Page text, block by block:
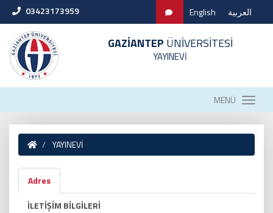
03423173959 English العربية
GAZİANTEP ÜNİVERSİTESİ
YAYINEVİ
MENÜ
YAYINEVİ
Adres
İLETİŞİM BİLGİLERİ